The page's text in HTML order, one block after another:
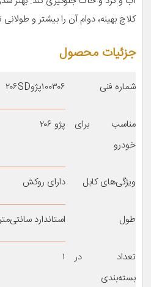
کلاچ بهینه، دوام آن را بیشتر و
جزئیات محصول
شماره فنی ۱۰۰۳۰۶پژو۲۰۶SD
مناسب برای
خودرو
پژو ۲۰۶
ویژگی‌های کابل دارای روکش
طول استاندارد
تعداد در
بسته‌بندی
۱